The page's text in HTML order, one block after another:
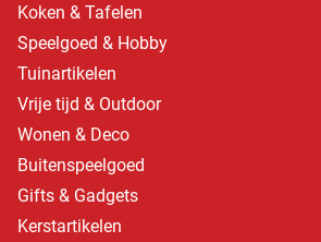
Koken & Tafelen
Speelgoed & Hobby
Tuinartikelen
Vrije tijd & Outdoor
Wonen & Deco
Buitenspeelgoed
Gifts & Gadgets
Kerstartikelen